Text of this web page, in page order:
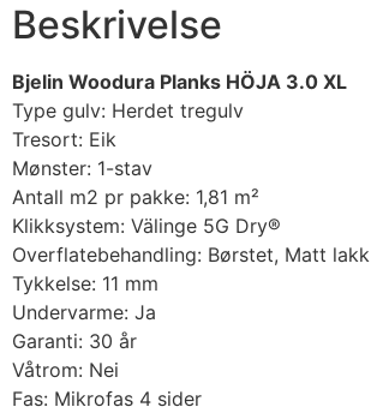
Beskrivelse
Bjelin Woodura Planks HÖJA 3.0 XL
Type gulv: Herdet tregulv
Tresort: Eik
Mønster: 1-stav
Antall m2 pr pakke: 1,81 m²
Klikksystem: Välinge 5G Dry®
Overflatebehandling: Børstet, Matt lakk
Tykkelse: 11 mm
Undervarme: Ja
Garanti: 30 år
Våtrom: Nei
Fas: Mikrofas 4 sider